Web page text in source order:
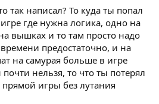
так написал? То куда ты попал
где нужна логика, одно на
вышках и то там просто надо
предостаточно, и на
на самурая больше в игре
нельзя, то что ты потерял
игры без лутания